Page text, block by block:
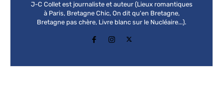
J-C Collet est journaliste et auteur (Lieux romantiques
à Paris, Bretagne Chic, On dit qu'en Bretagne,
Bretagne pas chère, Livre blanc sur le Nucléaire...).